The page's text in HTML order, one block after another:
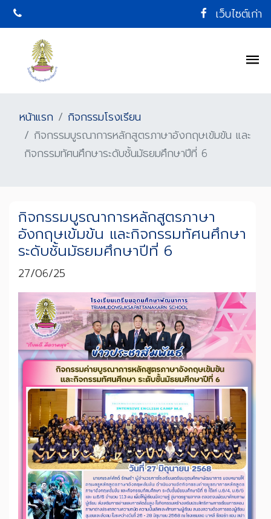
เว็บไซต์เก่า
หน้าแรก
กิจกรรมโรงเรียน
กิจกรรมบูรณาการหลักสูตรภาษาอังกฤษเข้มข้น และ
กิจกรรมทัศนศึกษาระดับชั้นมัธยมศึกษาปีที่ 6
กิจกรรมบูรณาการหลักสูตรภาษา
อังกฤษเข้มข้น และกิจกรรมทัศนศึกษา
ระดับชั้นมัธยมศึกษาปีที่ 6
27/06/25